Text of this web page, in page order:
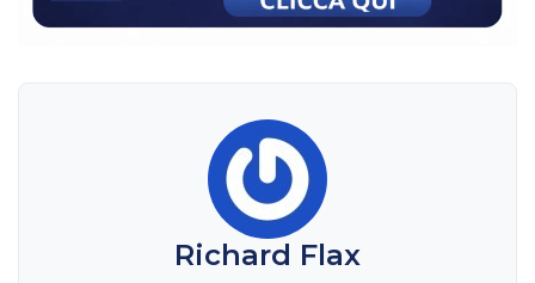
Richard Flax